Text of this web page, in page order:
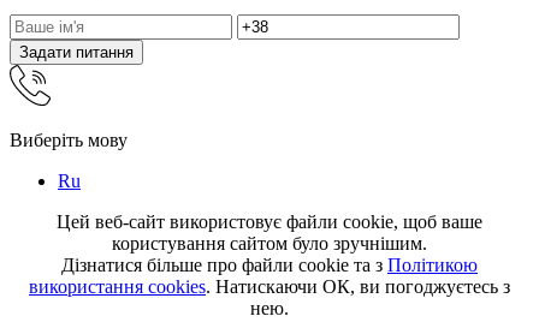
Задати питання
Виберіть мову
Ru
Цей веб-сайт використовує файли cookie, щоб ваше
користування сайтом було зручнішим.
Дізнатися більше про файли cookie та з Політикою
використання cookies. Натискаючи ОК, ви погоджуєтесь з
нею.